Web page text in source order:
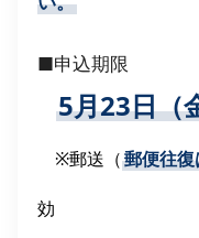
■申込期限
5月23日（
※郵送（郵便往
効